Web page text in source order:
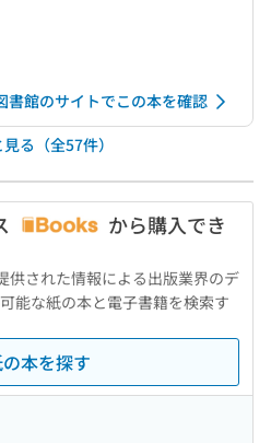
書館のサイトでこの本を確認
る（全57件）
から購入でき
供された情報による出版業界のデ
能な紙の本と電子書籍を検索す
本を探す